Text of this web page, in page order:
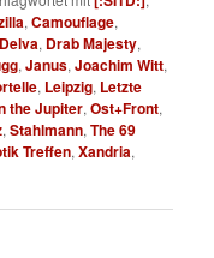
,Camouflage,
Delva, Drab Majesty,
,Janus,Joachim Witt,
, Leipzig, Letzte
the Jupiter,Ost+Front,
,Stahlmann,The 69
Treffen,Xandria,